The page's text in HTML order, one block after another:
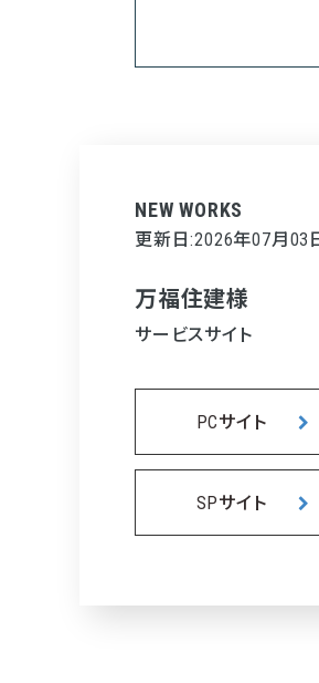
NEW WORKS
更新日:2026年07月03
万福住建様
サービスサイト
PCサイト
SPサイト